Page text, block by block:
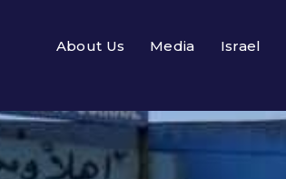
About Us Media Israel